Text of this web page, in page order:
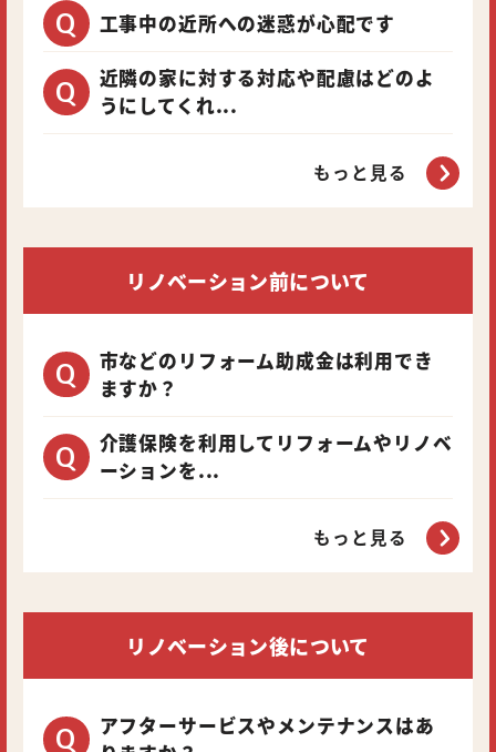
工事中の近所への迷惑が心配です
近隣の家に対する対応や配慮はどのよ
うにしてくれ...
もっと見る
リノベーション前について
市などのリフォーム助成金は利用でき
ますか？
介護保険を利用してリフォームやリノベ
ーションを...
もっと見る
リノベーション後について
アフターサービスやメンテナンスはあ